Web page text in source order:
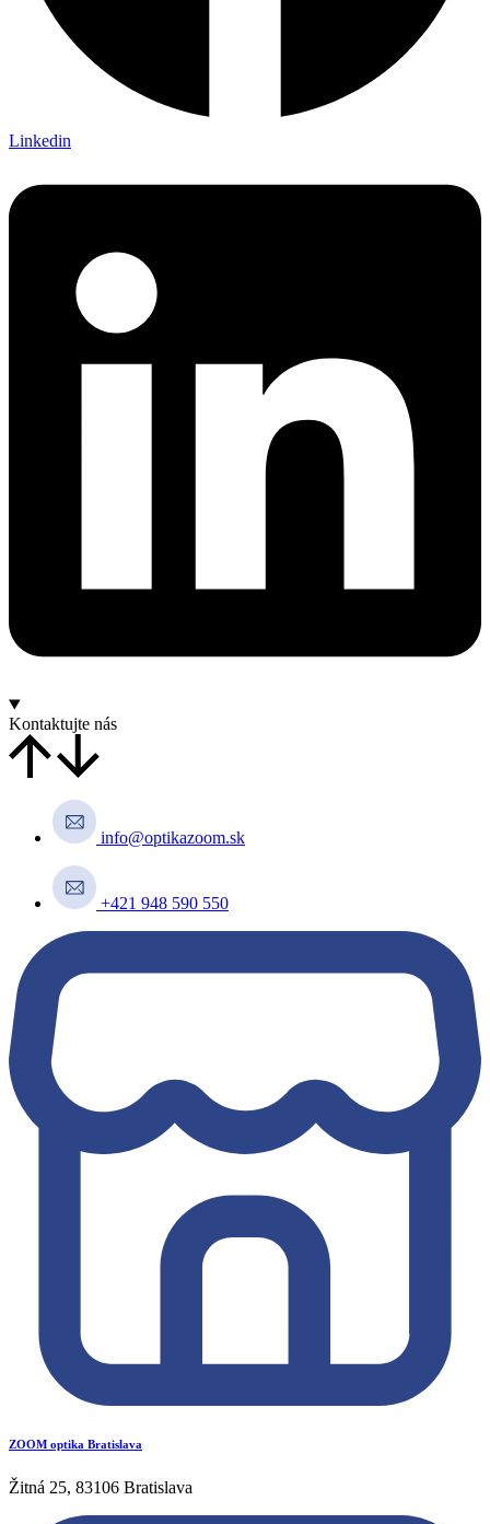
Linkedin
Kontaktujte nás
info@optikazoom.sk
+421 948 590 550
ZOOM optika Bratislava
Žitná 25, 83106 Bratislava